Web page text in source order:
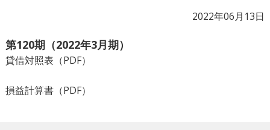
2022年06月13日
第120期（2022年3月期）
貸借対照表（PDF）
損益計算書（PDF）